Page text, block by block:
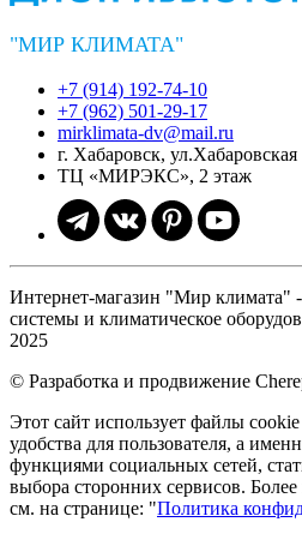
"МИР КЛИМАТА"
+7 (914) 192-74-10
+7 (962) 501-29-17
mirklimata-dv@mail.ru
г. Хабаровск,
ТЦ «МИРЭКС», 2 этаж
Интернет-магазин "Мир климата"
системы и климатическое
2025
© Разработка и продвижение
Этот сайт использует файлы
удобства для пользователя, а
функциями социальных сетей,
выбора сторонних сервисов.
см. на странице: "Политика